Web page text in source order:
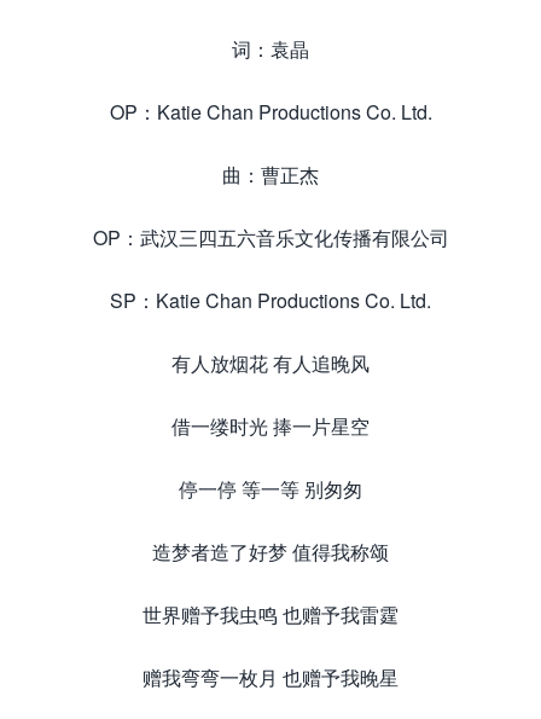
词：袁晶
OP：Katie Chan Productions Co. Ltd.
曲：曹正杰
OP：武汉三四五六音乐文化传播有限公司
SP：Katie Chan Productions Co. Ltd.
有人放烟花 有人追晚风
借一缕时光 捧一片星空
停一停 等一等 别匆匆
造梦者造了好梦 值得我称颂
世界赠予我虫鸣 也赠予我雷霆
赠我弯弯一枚月 也赠予我晚星